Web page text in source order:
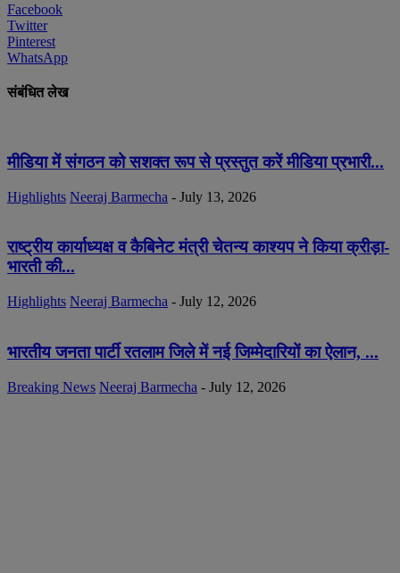
Facebook
Twitter
Pinterest
WhatsApp
संबंधित लेख
मीडिया में संगठन को सशक्त रूप से प्रस्तुत करें मीडिया प्रभारी...
Highlights Neeraj Barmecha - July 13, 2026
राष्ट्रीय कार्याध्यक्ष व कैबिनेट मंत्री चेतन्य काश्यप ने किया क्रीड़ा-
भारती की...
Highlights Neeraj Barmecha - July 12, 2026
भारतीय जनता पार्टी रतलाम जिले में नई जिम्मेदारियों का ऐलान, ...
Breaking News Neeraj Barmecha - July 12, 2026